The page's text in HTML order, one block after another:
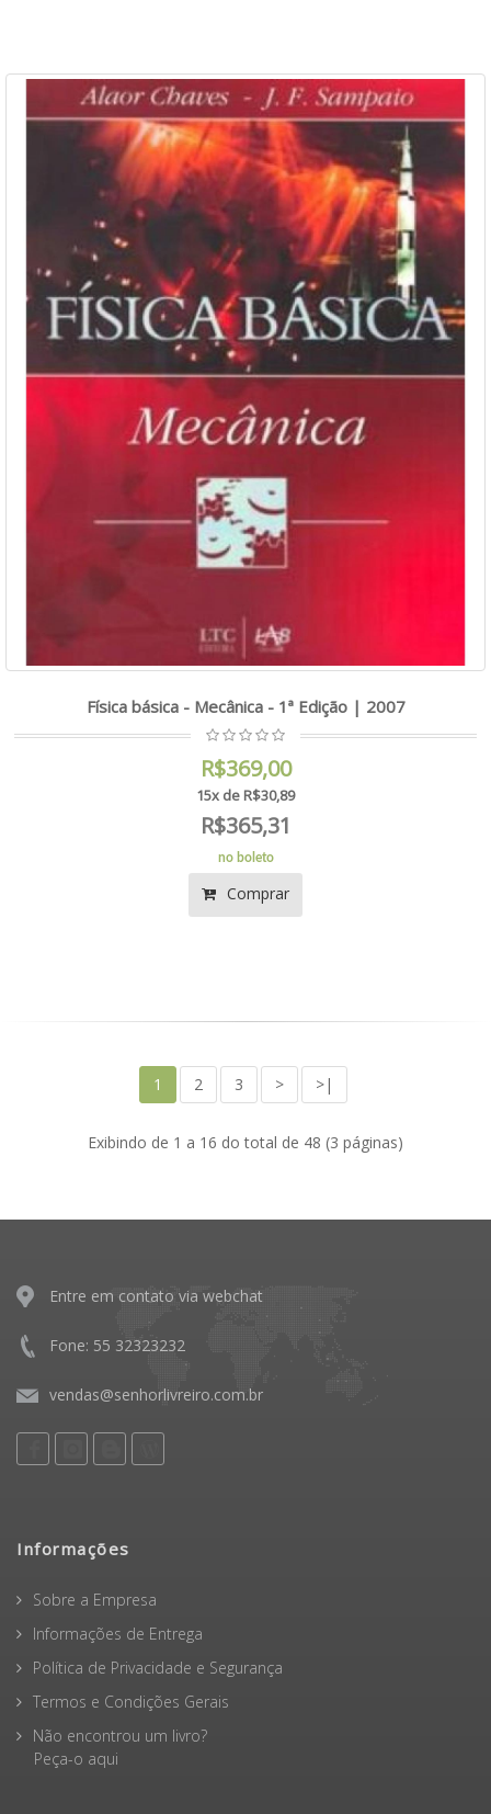
Física básica - Mecânica - 1ª Edição | 2007
R$369,00
15x de R$30,89
R$365,31
no boleto
Comprar
1 2 3 > >|
Exibindo de 1 a 16 do total de 48 (3 páginas)
Entre em contato via webchat
Fone: 55 32323232
vendas@senhorlivreiro.com.br
Informações
Sobre a Empresa
Informações de Entrega
Política de Privacidade e Segurança
Termos e Condições Gerais
Não encontrou um livro?
Peça-o aqui